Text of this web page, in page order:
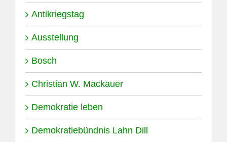
Antikriegstag
Ausstellung
Bosch
Christian W. Mackauer
Demokratie leben
Demokratiebündnis Lahn Dill